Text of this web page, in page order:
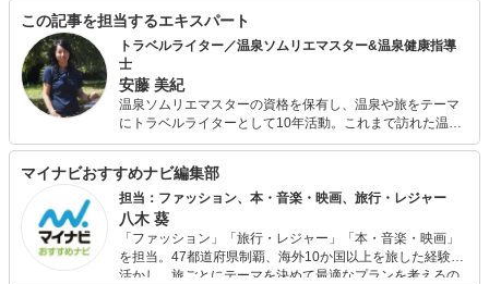
この記事を担当するエキスパート
トラベルライター／温泉ソムリエマスター&温泉健康指導
士
安藤 美紀
温泉ソムリエマスターの資格を保有し、温泉や旅をテーマ
にトラベルライターとして10年活動。これまで訪れた温泉
宿は約250軒、執筆記事数はトータルで800を超える。さら
家でも入浴剤や入浴法を研究しながら温泉気分を楽しんで
いる。
マイナビおすすめナビ編集部
担当：ファッション、本・音楽・映画、旅行・レジャー
八木 葵
「ファッション」「旅行・レジャー」「本・音楽・映画」
を担当。47都道府県制覇、海外10か国以上を旅した経験を
活かし、旅ごとにテーマを決めて最適なプランを考えるの